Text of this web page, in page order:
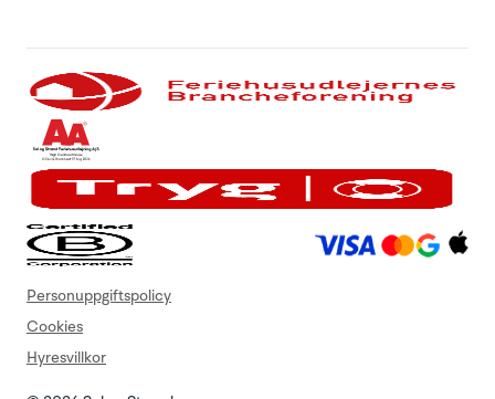
Personuppgiftspolicy
Cookies
Hyresvillkor